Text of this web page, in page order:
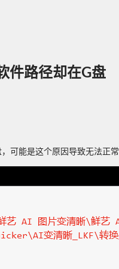
件路径却在G盘
可能是这个原因导致无法正